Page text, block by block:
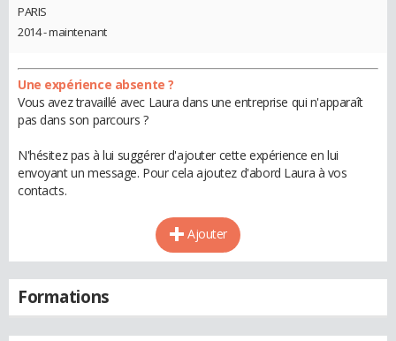
PARIS
2014 - maintenant
Une expérience absente ?
Vous avez travaillé avec Laura dans une entreprise qui n'apparaît
pas dans son parcours ?
N'hésitez pas à lui suggérer d'ajouter cette expérience en lui
envoyant un message. Pour cela ajoutez d'abord Laura à vos
contacts.
Ajouter
Formations